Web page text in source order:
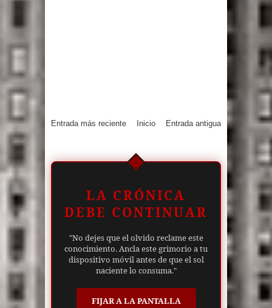
Entrada más reciente Entrada antigua
Inicio
LA CRÓNICA
DEBE CONTINUAR
"No dejes que el olvido reclame este
conocimiento. Ancla este grimorio a tu
dispositivo móvil antes de que el sol
naciente lo consuma."
FIJAR A LA PANTALLA